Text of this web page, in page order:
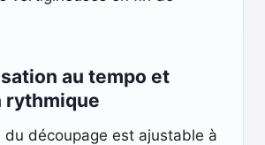
au tempo et
rythmique
du découpage est ajustable à